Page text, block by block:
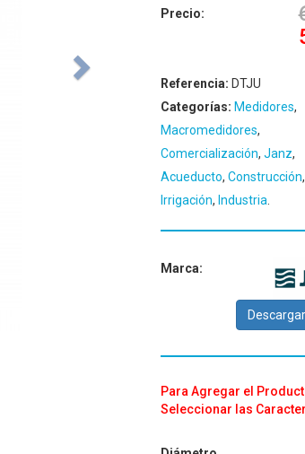
Precio:
Referencia: DTJU
Categorías: Medidores,
Macromedidores,
Comercialización, Janz,
Acueducto, Construcción,
Irrigación, Industria
Marca:
Para Agregar el
Seleccionar las